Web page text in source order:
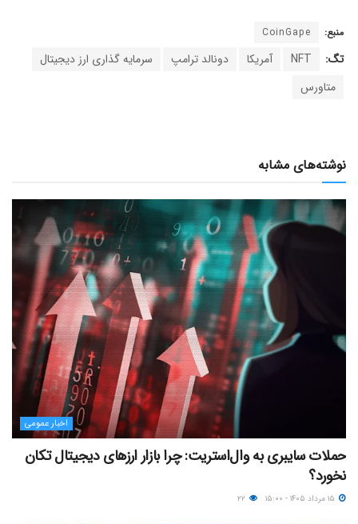
منبع: CoinGape
تگ: NFT آمریکا دونالد ترامپ
سرمایه گذاری ارز دیجیتال
متاورس
نوشته‌های مشابه
اخبار عمومی
حملات سایبری به وال‌استریت: چرا بازار ارزهای دیجیتال تکان
نخورد؟